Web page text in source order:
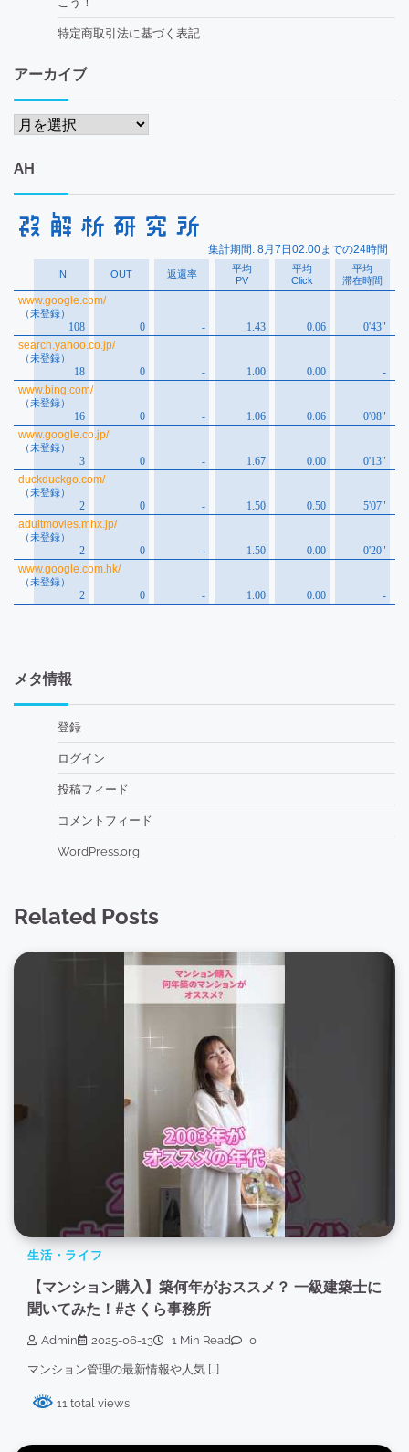
特定商取引法に基づく表記
アーカイブ
ア
カ
イ
AH
メタ情報
登録
ログイン
投稿フィード
コメントフィード
WordPress.org
Related Posts
生活・ライフ
【マンション購入】築何年がおススメ？ 一級建築士に
聞いてみた！#さくら事務所
Admin 2025-06-13 1 Min Read 0
マンション管理の最新情報や人気 […]
11 total views